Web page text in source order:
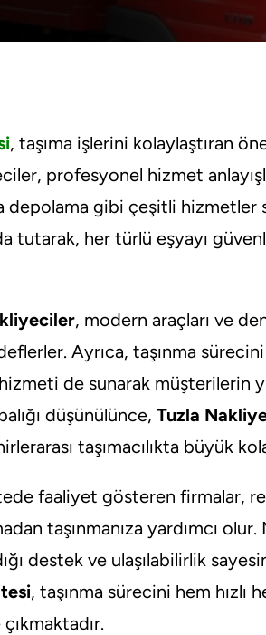
, taşıma işlerini kolaylaştıran
profesyonel hizmet
depolama gibi çeşitli hizmetler
tutarak, her türlü eşyayı
, modern araçları ve
Ayrıca, taşınma
de sunarak müşterilerin
düşünülünce, Tuzla
taşımacılıkta büyük
faaliyet gösteren firmalar,
taşınmanıza yardımcı
destek ve ulaşılabilirlik
, taşınma sürecini hem hızlı